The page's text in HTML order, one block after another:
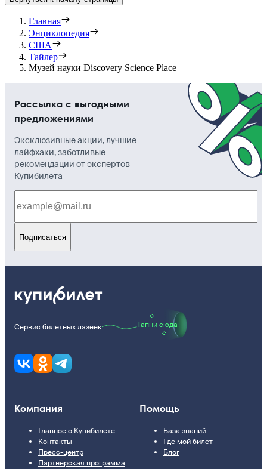
Главная
Энциклопедия
США
Тайлер
Музей науки Discovery Science Place
Рассылка с выгодными
предложениями
Эксклюзивные акции, лучшие
лайфхаки, заботливые
рекомендации от экспертов
Купибилета
Подписаться
Сервис билетных лазеек Тапни сюда
Компания
Главное о Купибилете
Контакты
Пресс-центр
Партнерская программа
Помощь
База знаний
Где мой билет
Блог